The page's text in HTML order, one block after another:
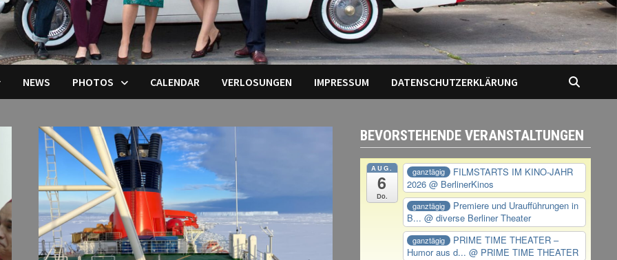
NEWS PHOTOS CALENDAR VERLOSUNGEN IMPRESSUM DATENSCHUTZERKLÄRUNG
BEVORSTEHENDE VERANSTALTUNGEN
AUG.
6
Do.
ganztägig
FILMSTARTS IM KINO-JAHR
2026@ BerlinerKinos
ganztägig
Premiere und Uraufführungen in
B...@ diverse Berliner Theater
ganztägig
PRIME TIME THEATER –
Humor aus d...@ PRIME TIME THEATER